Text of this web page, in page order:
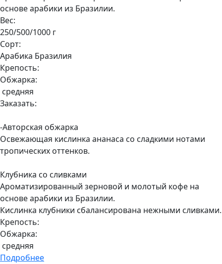
основе арабики из Бразилии.
Вес:
250/500/1000 г
Сорт:
Арабика Бразилия
Крепость:
Обжарка:
средняя
Заказать:
-Авторская обжарка
Освежающая кислинка ананаса со сладкими нотами
тропических оттенков.
Клубника со сливками
Ароматизированный зерновой и молотый кофе на
основе арабики из Бразилии.
Кислинка клубники сбалансирована нежными сливками.
Крепость:
Обжарка:
средняя
Подробнее